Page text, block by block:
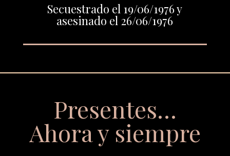
Secuestrado el 19/06/1976 y
asesinado el 26/06/1976
Presentes…
Ahora y siempre